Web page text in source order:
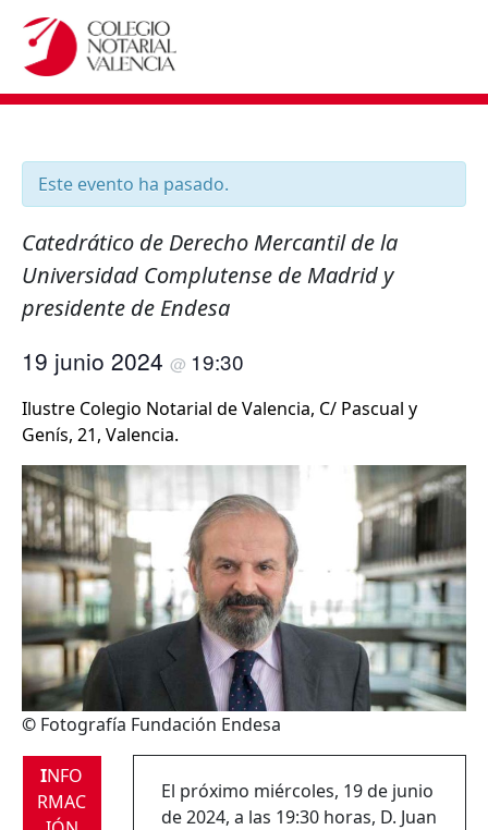
Este evento ha pasado.
Catedrático de Derecho Mercantil de la
Universidad Complutense de Madrid y
presidente de Endesa
19 junio 2024 @ 19:30
Ilustre Colegio Notarial de Valencia, C/ Pascual y
Genís, 21, Valencia.
© Fotografía Fundación Endesa
INFO
RMAC
El próximo miércoles, 19 de junio
de 2024, a las 19:30 horas, D. Juan